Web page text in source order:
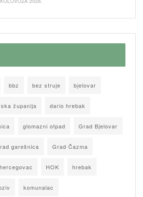
bbz bez struje bjelovar
županija dario hrebak
glomazni otpad Grad Bjelovar
garešnica Grad Čazma
hercegovac HOK hrebak
komunalac